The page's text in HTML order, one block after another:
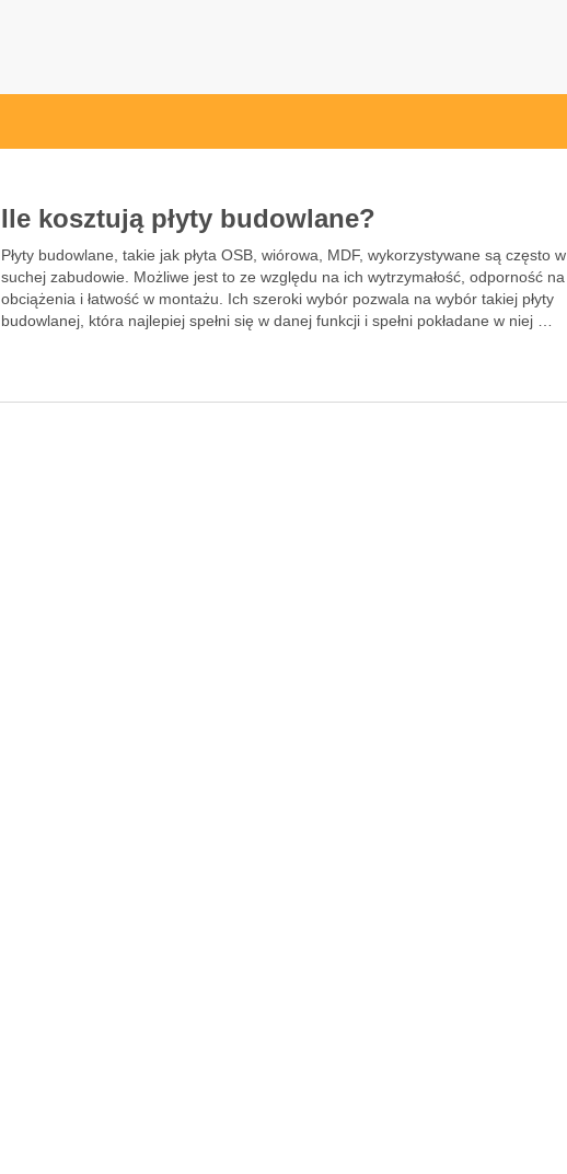
Ile kosztują płyty budowlane?
Płyty budowlane, takie jak płyta OSB, wiórowa, MDF, wykorzystywane są często w
suchej zabudowie. Możliwe jest to ze względu na ich wytrzymałość, odporność na
obciążenia i łatwość w montażu. Ich szeroki wybór pozwala na wybór takiej płyty
budowlanej, która najlepiej spełni się w danej funkcji i spełni pokładane w niej …